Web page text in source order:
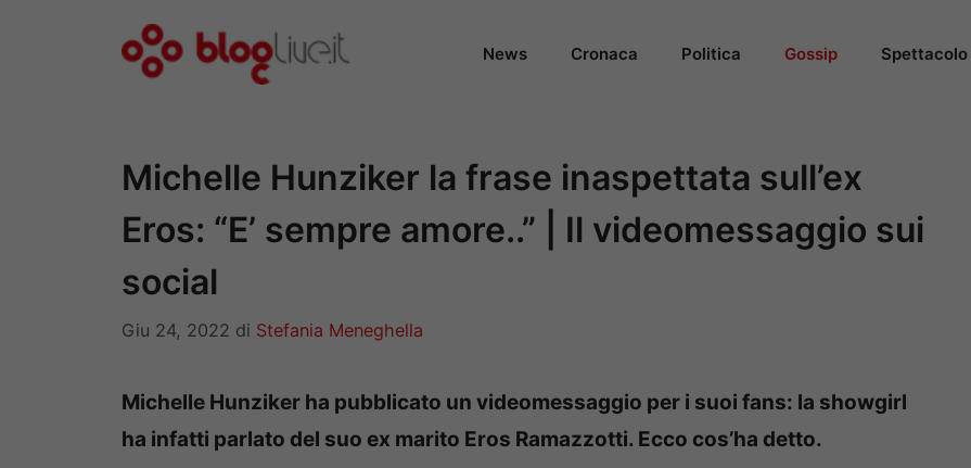
News Cronaca Politica Gossip Spettacolo
Michelle Hunziker la frase inaspettata sull’ex
Eros: “E’ sempre amore..” | Il videomessaggio sui
social
Giu 24, 2022 di Stefania Meneghella
Michelle Hunziker ha pubblicato un videomessaggio per i suoi fans: la showgirl
ha infatti parlato del suo ex marito Eros Ramazzotti. Ecco cos’ha detto.